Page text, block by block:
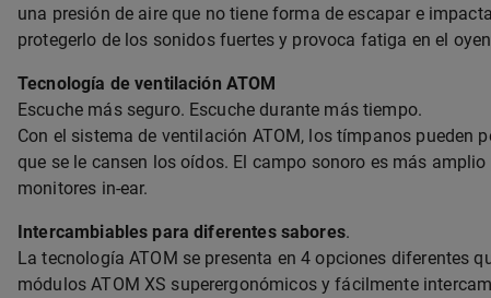
una presión de aire que no tiene forma de escapar e
protegerlo de los sonidos fuertes y provoca fatiga en el
Tecnología de ventilación ATOM
Escuche más seguro. Escuche durante más tiempo.
Con el sistema de ventilación ATOM, los tímpanos pueden
que se le cansen los oídos. El campo sonoro es más
monitores in-ear.
Intercambiables para diferentes sabores.
La tecnología ATOM se presenta en 4 opciones diferentes
módulos ATOM XS superergonómicos y fácilmente